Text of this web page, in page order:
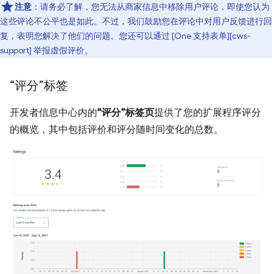
注意 ：请务必了解，您无法从商家信息中移除用户评论，即使您认为
这些评论不公平也是如此。不过，我们鼓励您在评论中对用户反馈进行回
复，表明您解决了他们的问题。您还可以通过 [One 支持表单][cws-
support] 举报虚假评价。
“评分”标签
开发者信息中心内的“评分”标签页提供了您的扩展程序评分
的概览，其中包括评价和评分随时间变化的总数。